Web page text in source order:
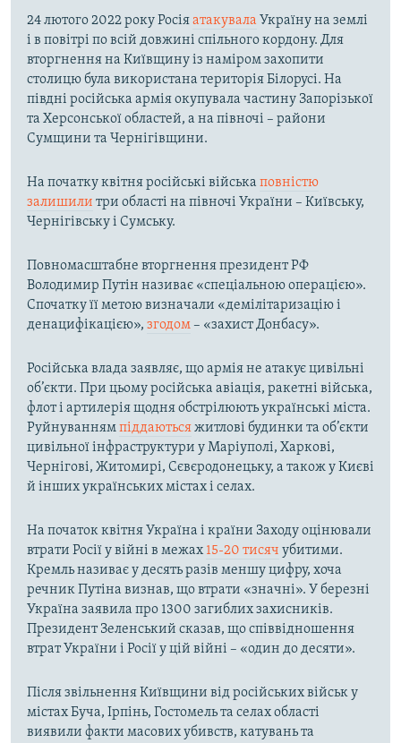
24 лютого 2022 року Росіяатакувала Україну на землі
і в повітрі по всій довжині спільного кордону. Для
вторгнення на Київщину із наміром захопити
столицю була використана територія Білорусі. На
півдні російська армія окупувала частину Запорізької
та Херсонської областей, а на півночі – райони
Сумщини та Чернігівщини.
На початку квітня російські війська повністю
залишили три області на півночі України – Київську,
Чернігівську і Сумську.
Повномасштабне вторгнення президент РФ
Володимир Путін називає «спеціальною операцією».
Спочатку її метою визначали «демілітаризацію і
денацифікацією», згодом– «захист Донбасу».
Російська влада заявляє, що армія не атакує цивільні
об’єкти. При цьому російська авіація, ракетні війська,
флот і артилерія щодня обстрілюють українські міста.
Руйнуваннямпіддаютьсяжитлові будинки та об’єкти
цивільної інфраструктури у Маріуполі, Харкові,
Чернігові, Житомирі, Сєвєродонецьку, а також у Києві
й інших українських містах і селах.
На початок квітня Україна і країни Заходу оцінювали
втрати Росії у війні в межах 15-20 тисяч убитими.
Кремль називає у десять разів меншу цифру, хоча
речник Путіна визнав, що втрати «значні». У березні
Україна заявила про 1300 загиблих захисників.
Президент Зеленський сказав, що співвідношення
втрат України і Росії у цій війні – «один до десяти».
Після звільнення Київщини від російських військ у
містах Буча, Ірпінь, Гостомель та селах області
виявили факти масових убивств, катувань та